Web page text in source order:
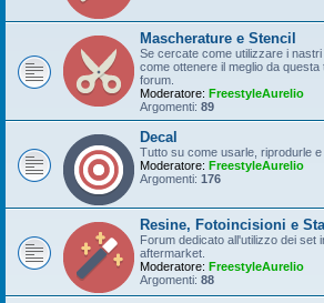
Mascherature e Stencil
Se cercate come utilizzare i
come ottenere il meglio da
forum.
Moderatore: FreestyleAurelio
Argomenti: 89
Decal
Tutto su come usarle, riprodurle
Moderatore: FreestyleAurelio
Argomenti: 176
Resine, Fotoincisioni e
Forum dedicato all'utilizzo dei set
aftermarket.
Moderatore: FreestyleAurelio
Argomenti: 88